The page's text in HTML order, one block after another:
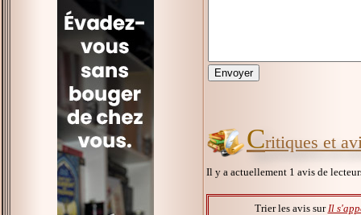
Critiques et
Il y a actuellement 1 avis de
Trier les avis sur Il